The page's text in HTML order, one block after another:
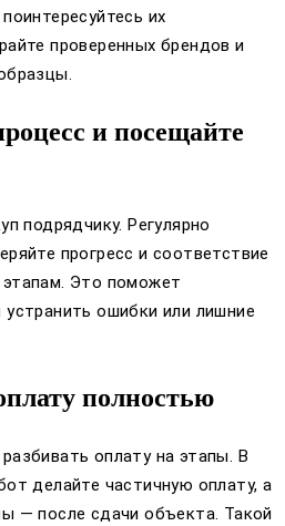
их
проверенных брендов и
и посещайте
подрядчику. Регулярно
прогресс и соответствие
Это поможет
ошибки или лишние
полностью
оплату на этапы. В
делайте частичную оплату, а
— после сдачи объекта. Такой